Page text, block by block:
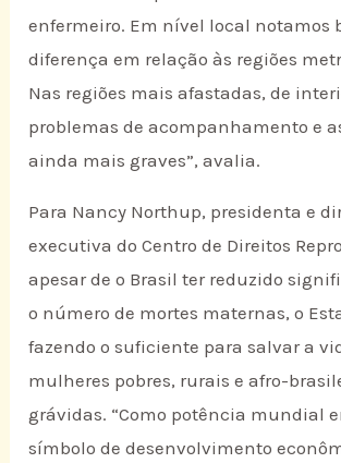
enfermeiro. Em nível local notamos
diferença em relação às regiões
Nas regiões mais afastadas, de
problemas de acompanhamento e
ainda mais graves”, avalia.
Para Nancy Northup, presidenta e
executiva do Centro de Direitos
apesar de o Brasil ter reduzido
o número de mortes maternas, o
fazendo o suficiente para salvar a
mulheres pobres, rurais e afro-
grávidas. “Como potência mundial
símbolo de desenvolvimento